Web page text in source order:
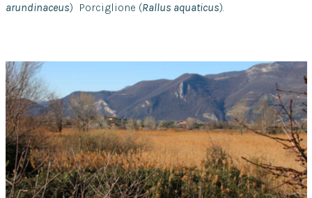
arundinaceus) Porciglione (Rallus aquaticus).